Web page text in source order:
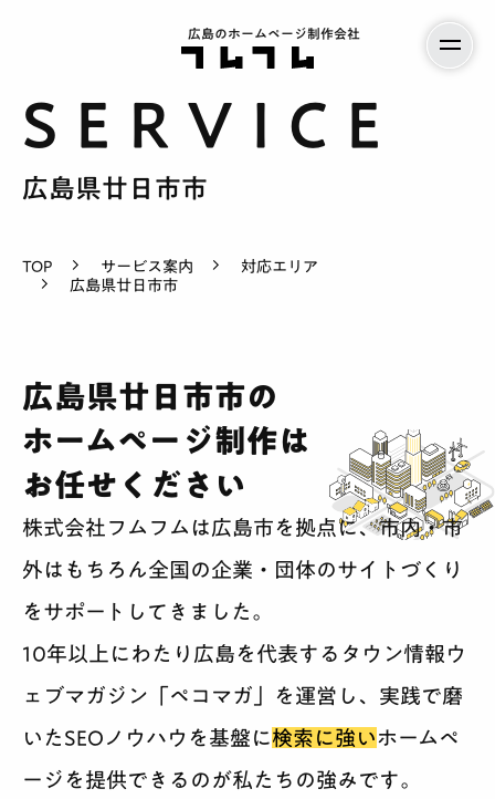
広島のホームページ制作会社
サービス案内
料金
制作実績
会社紹介
採用
BLOG
相談する
広島県廿日市市
TOP サービス案内
対応エリア
広島県廿日市市
広島県廿日市市の
ホームページ制作は
お任せください
株式会社フムフムは広島市を拠点に、市内・市
外はもちろん全国の企業・団体のサイトづくり
をサポートしてきました。
10年以上にわたり広島を代表するタウン情報ウ
ェブマガジン「ペコマガ」を運営し、実践で磨
いたSEOノウハウを基盤に検索に強いホームペ
ージを提供できるのが私たちの強みです。